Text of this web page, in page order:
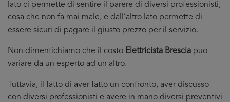
lato ci permette di sentire il parere di diversi professionisti,
cosa che non fa mai male, e dall’altro lato permette di
essere sicuri di pagare il giusto prezzo per il servizio.
Non dimentichiamo che il costo Elettricista Brescia puo
variare da un esperto ad un altro.
Tuttavia, il fatto di aver fatto un confronto, aver discusso
con diversi professionisti e avere in mano diversi preventivi